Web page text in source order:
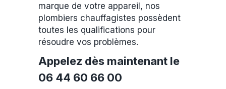
marque de votre appareil, nos
plombiers chauffagistes possèdent
toutes les qualifications pour
résoudre vos problèmes.
Appelez dès maintenant le
06 44 60 66 00